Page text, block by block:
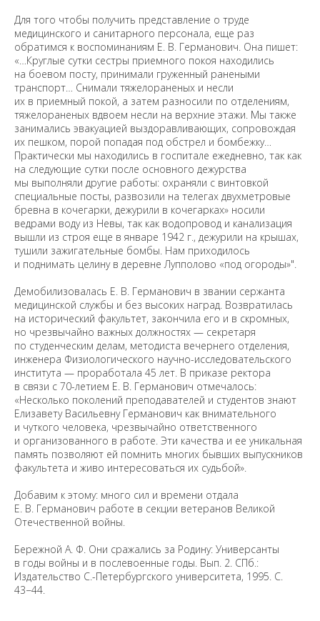
Для того чтобы получить представление о труде
медицинского и санитарного персонала, еще раз
обратимся к воспоминаниям Е. В. Германович. Она пишет:
«…Круглые сутки сестры приемного покоя находились
на боевом посту, принимали груженный ранеными
транспорт… Снимали тяжелораненых и несли
их в приемный покой, а затем разносили по отделениям,
тяжелораненых вдвоем несли на верхние этажи. Мы также
занимались эвакуацией выздоравливающих, сопровождая
их пешком, порой попадая под обстрел и бомбежку…
Практически мы находились в госпитале ежедневно, так как
на следующие сутки после основного дежурства
мы выполняли другие работы: охраняли с винтовкой
специальные посты, развозили на телегах двухметровые
бревна в кочегарки, дежурили в кочегарках» носили
ведрами воду из Невы, так как водопровод и канализация
вышли из строя еще в январе 1942 г., дежурили на крышах,
тушили зажигательные бомбы. Нам приходилось
и поднимать целину в деревне Лупполово «под огороды»".
Демобилизовалась Е. В. Германович в звании сержанта
медицинской службы и без высоких наград. Возвратилась
на исторический факультет, закончила его и в скромных,
но чрезвычайно важных должностях — секретаря
по студенческим делам, методиста вечернего отделения,
инженера Физиологического научно-исследовательского
института — проработала 45 лет. В приказе ректора
в связи с 70-летием Е. В. Германович отмечалось:
«Несколько поколений преподавателей и студентов знают
Елизавету Васильевну Германович как внимательного
и чуткого человека, чрезвычайно ответственного
и организованного в работе. Эти качества и ее уникальная
память позволяют ей помнить многих бывших выпускников
факультета и живо интересоваться их судьбой».
Добавим к этому: много сил и времени отдала
Е. В. Германович работе в секции ветеранов Великой
Отечественной войны.
Бережной А. Ф. Они сражались за Родину: Универсанты
в годы войны и в послевоенные годы. Вып. 2. СПб.:
Издательство С.-Петербургского университета, 1995. С.
43−44.